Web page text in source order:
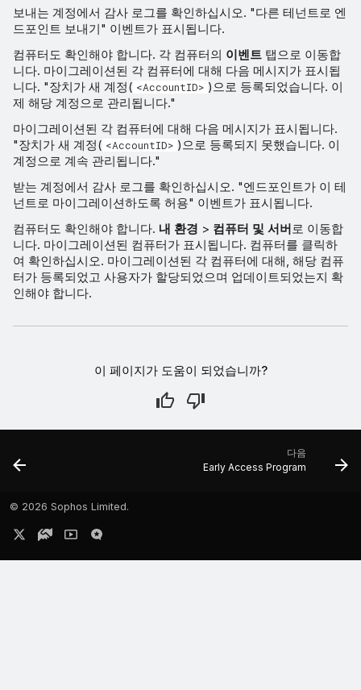
보내는 계정에서 감사 로그를 확인하십시오. "다른 테넌트로 엔
드포인트 보내기" 이벤트가 표시됩니다.
컴퓨터도 확인해야 합니다. 각 컴퓨터의 이벤트 탭으로 이동합
니다. 마이그레이션된 각 컴퓨터에 대해 다음 메시지가 표시됩
니다. "장치가 새 계정( <AccountID> )으로 등록되었습니다. 이
제 해당 계정으로 관리됩니다."
마이그레이션된 각 컴퓨터에 대해 다음 메시지가 표시됩니다.
"장치가 새 계정( <AccountID> )으로 등록되지 못했습니다. 이
계정으로 계속 관리됩니다."
받는 계정에서 감사 로그를 확인하십시오. "엔드포인트가 이 테
넌트로 마이그레이션하도록 허용" 이벤트가 표시됩니다.
컴퓨터도 확인해야 합니다. 내 환경 > 컴퓨터 및 서버로 이동합
니다. 마이그레이션된 컴퓨터가 표시됩니다. 컴퓨터를 클릭하
여 확인하십시오. 마이그레이션된 각 컴퓨터에 대해, 해당 컴퓨
터가 등록되었고 사용자가 할당되었으며 업데이트되었는지 확
인해야 합니다.
이 페이지가 도움이 되었습니까?
다음
Early Access Program
© 2026 Sophos Limited.